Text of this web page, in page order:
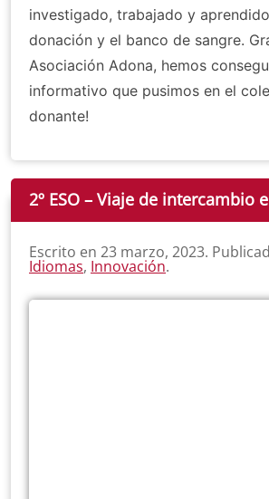
investigado, trabajado y
donación y el banco de sangre.
Asociación Adona, hemos
informativo que pusimos en el
donante!
2º ESO – Viaje de intercambio
Escrito en 23 marzo, 2023.
Idiomas, Innovación.